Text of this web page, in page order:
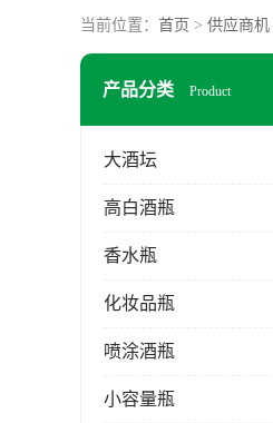
当前位置： 首页 > 供应商机
产品分类 Product
大酒坛
高白酒瓶
香水瓶
化妆品瓶
喷涂酒瓶
小容量瓶